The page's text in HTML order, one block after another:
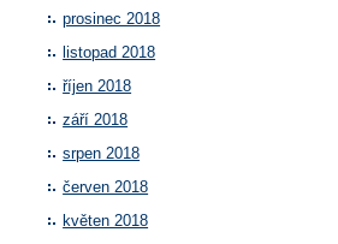
prosinec 2018
listopad 2018
říjen 2018
září 2018
srpen 2018
červen 2018
květen 2018